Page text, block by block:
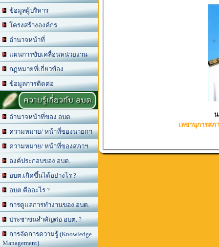
ข้อมูลผู้บริหาร
โครงสร้างองค์กร
อำนาจหน้าที่
แผนการขับเคลื่อนหน่วยงาน
กฏหมายที่เกี่ยวข้อง
ข้อมูลการติดต่อ
ความรู้เกี่ยวกับ อบต.
อำนาจหน้าที่ของ อบต.
ความหมาย/ หน้าที่ของนายกฯ
ความหมาย/ หน้าที่ของสภาฯ
องค์ประกอบของ อบต.
อบต.เกิดขึ้นได้อย่างไร ?
อบต.คืออะไร ?
การดูแลการทำงานของ อบต.
ประชาชนสำคัญต่อ อบต. ?
การจัดการความรู้ (Knowledge
Management)
เลขานุการสภ